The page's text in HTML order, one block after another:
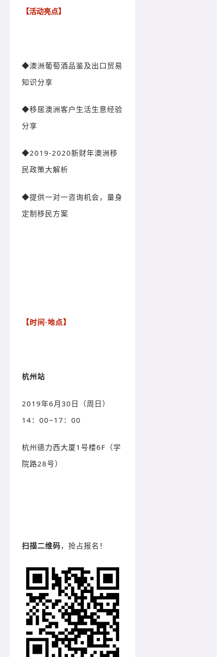
【活动亮点】
◆澳洲葡萄酒品鉴及出口贸易
知识分享
◆移居澳洲客户生活生意经验
分享
◆2019-2020新财年澳洲移
民政策大解析
◆提供一对一咨询机会，量身
定制移民方案
【时间·地点】
杭州站
2019年6月30日（周日）
14：00~17：00
杭州德力西大厦1号楼6F（学
院路28号）
扫描二维码，抢占报名！